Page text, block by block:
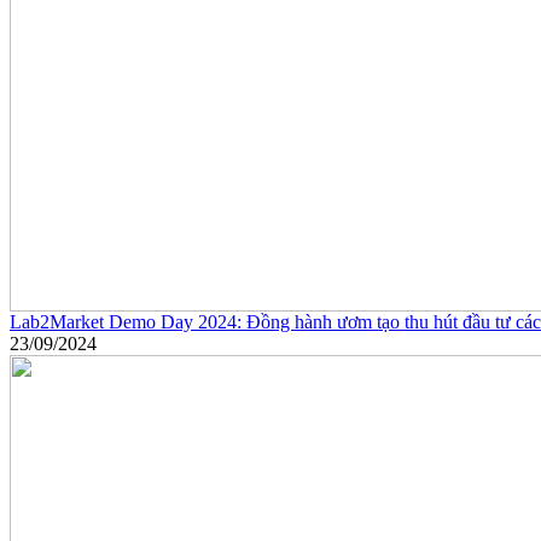
Lab2Market Demo Day 2024: Đồng hành ươm tạo thu hút đầu tư
23/09/2024